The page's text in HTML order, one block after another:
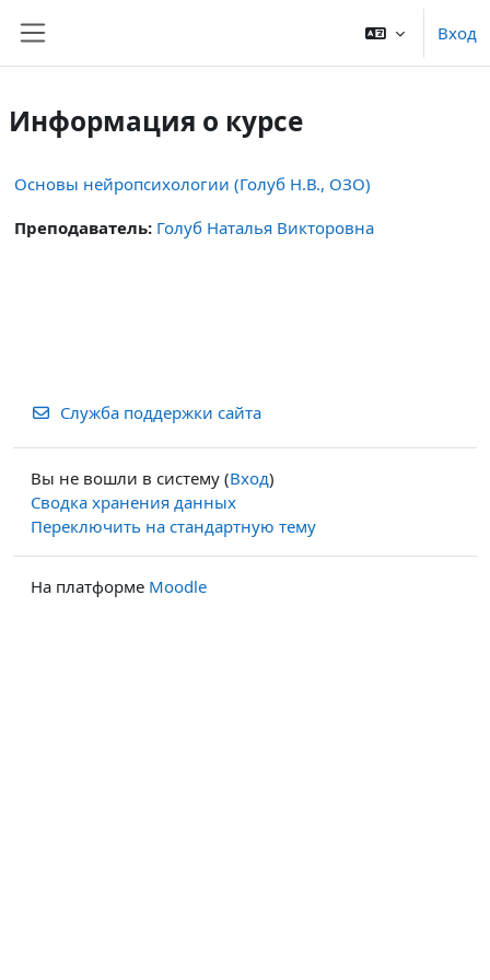
Вход
Информация о курсе
Основы нейропсихологии (Голуб Н.В., ОЗО)
Преподаватель: Голуб Наталья Викторовна
Служба поддержки сайта
Вы не вошли в систему (Вход)
Сводка хранения данных
Переключить на стандартную тему
На платформе Moodle